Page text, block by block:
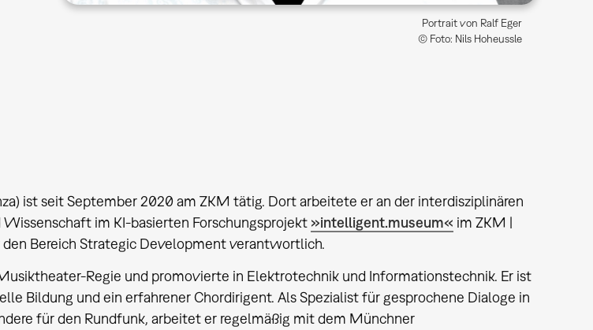
Portrait von Ralf Eger
© Foto: Nils Hoheussle
ist seit September 2020 am ZKM tätig. Dort arbeitete er an der interdisziplinären
im KI-basierten Forschungsprojekt »intelligent.museum« im ZKM |
Bereich Strategic Development verantwortlich.
Regie und promovierte in Elektrotechnik und Informationstechnik. Er ist
Bildung und ein erfahrener Chordirigent. Als Spezialist für gesprochene Dialoge in
für den Rundfunk, arbeitet er regelmäßig mit dem Münchner